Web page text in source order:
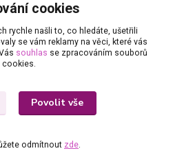
cookies
rychle našli to, co hledáte, ušetřili
se vám reklamy na věci, které vás
souhlas se zpracováním souborů
cookies.
Povolit vše
odmítnout zde.